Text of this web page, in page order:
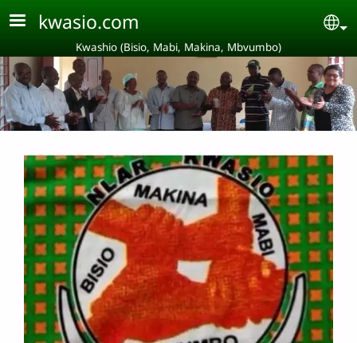
Aller au contenu principal
kwasio.com
Kwashio (Bisio, Mabi, Makina, Mbvumbo)